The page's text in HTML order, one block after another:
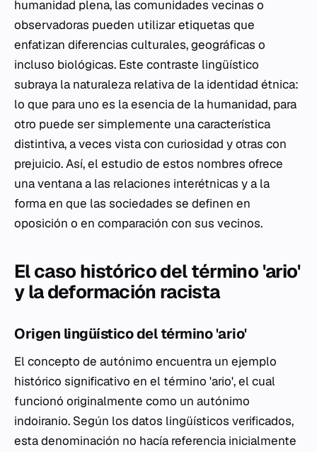
humanidad plena, las comunidades vecinas o
observadoras pueden utilizar etiquetas que
enfatizan diferencias culturales, geográficas o
incluso biológicas. Este contraste lingüístico
subraya la naturaleza relativa de la identidad étnica:
lo que para uno es la esencia de la humanidad, para
otro puede ser simplemente una característica
distintiva, a veces vista con curiosidad y otras con
prejuicio. Así, el estudio de estos nombres ofrece
una ventana a las relaciones interétnicas y a la
forma en que las sociedades se definen en
oposición o en comparación con sus vecinos.
El caso histórico del término 'ario'
y la deformación racista
Origen lingüístico del término 'ario'
El concepto de autónimo encuentra un ejemplo
histórico significativo en el término 'ario', el cual
funcionó originalmente como un autónimo
indoiranio. Según los datos lingüísticos verificados,
esta denominación no hacía referencia inicialmente